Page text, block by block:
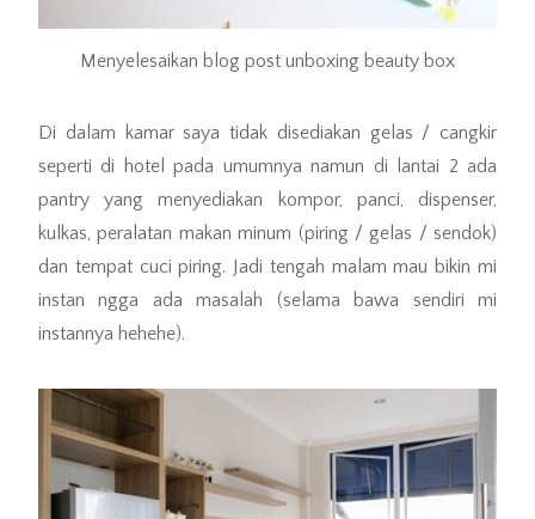
Menyelesaikan blog post unboxing beauty box
Di dalam kamar saya tidak disediakan gelas / cangkir
seperti di hotel pada umumnya namun di lantai 2 ada
pantry yang menyediakan kompor, panci, dispenser,
kulkas, peralatan makan minum (piring / gelas / sendok)
dan tempat cuci piring. Jadi tengah malam mau bikin mi
instan ngga ada masalah (selama bawa sendiri mi
instannya hehehe).